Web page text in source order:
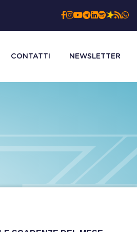
CONTATTI NEWSLETTER